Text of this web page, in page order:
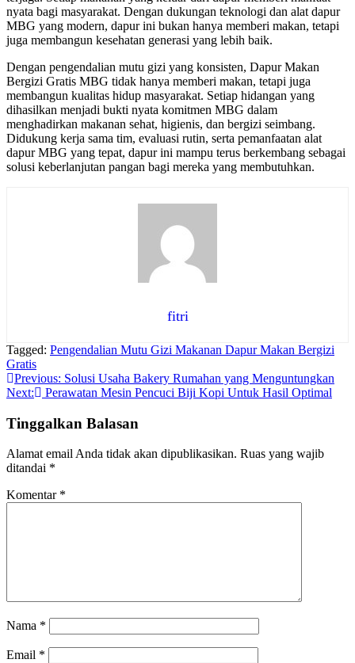
nyata bagi masyarakat. Dengan dukungan teknologi dan alat dapur
MBG yang modern, dapur ini bukan hanya memberi makan, tetapi
juga membangun kesehatan generasi yang lebih baik.
Dengan pengendalian mutu gizi yang konsisten, Dapur Makan
Bergizi Gratis MBG tidak hanya memberi makan, tetapi juga
membangun kualitas hidup masyarakat. Setiap hidangan yang
dihasilkan menjadi bukti nyata komitmen MBG dalam
menghadirkan makanan sehat, higienis, dan bergizi seimbang.
Didukung kerja sama tim, evaluasi rutin, serta pemanfaatan alat
dapur MBG yang tepat, dapur ini mampu terus berkembang sebagai
solusi keberlanjutan pangan bagi mereka yang membutuhkan.
fitri
Tagged: Pengendalian Mutu Gizi Makanan Dapur Makan Bergizi
Gratis
Navigasi
pos
Previous: Solusi Usaha Bakery Rumahan yang Menguntungkan
Next:
Perawatan Mesin Pencuci Biji Kopi Untuk Hasil Optimal
Tinggalkan Balasan
Alamat email Anda tidak akan dipublikasikan. Ruas yang wajib
ditandai *
Komentar *
Nama *
Email *